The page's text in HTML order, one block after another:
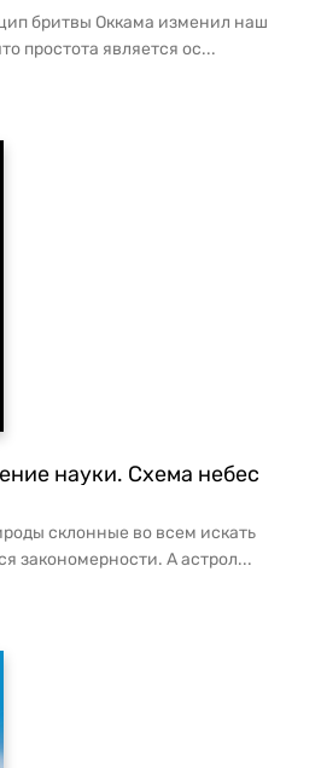
бритвы Оккама изменил наш
простота является ос...
науки. Схема небес
склонные во всем искать
закономерности. А астрол...